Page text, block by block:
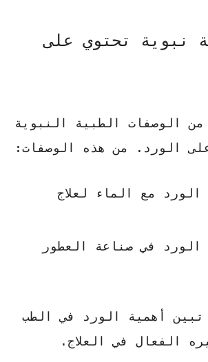
نبوية تحتوي على
الوصفات الطبية النبوية
الورد. من هذه الوصفات:
مع الماء لعلاج
الورد في صناعة العطور
تبين أهمية الورد في الطب
الفعال في العلاج.